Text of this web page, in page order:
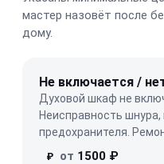
мастер назовёт после
дому.
Не включается /
Духовой шкаф не
Неисправность шнура,
предохранителя.
₽ от 1500 ₽